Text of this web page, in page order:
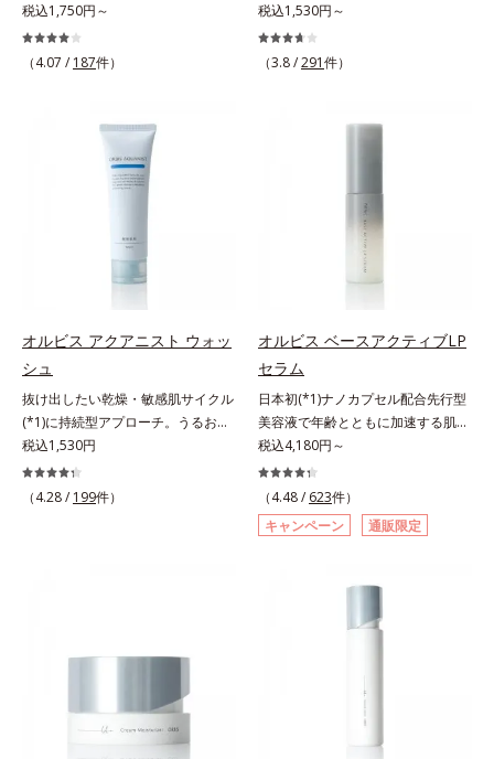
を追求した敏感肌用保湿スキンケア
(*2)。うるおいを逃し、刺激を受け
やすい角層の“乾燥敏感スランプ
望の敏感肌用保湿スキンケアライン
「オルビス アクアニスト」。乾燥
敏感スランプの原因にアプローチす
る持続型トリプルアミノ酸(*4)を配
異物として排出されにくく、肌にと
どまってうるおいを蓄えてくれま
す。刺激を受けやすくなった角層を
うるおいで満たし、脱・敏感肌を目
指します。無油分・無着色・無香
不使用(*5)・パラベンフリー、6つ
のフリー処方で徹底的に肌に寄り添
います。*1 乾燥と敏感をくり返す
こと*2 敏感肌対象連用テスト済
（すべての方のお肌に合うというこ
とではありません）*3 乾燥して敏
物由来アミノ酸（エクトイン）配合
荒れを防ぐ保湿成分*5 ウォッシュ
を除くLM＝さっぱり高保湿タイプ
（脂性肌～普通肌）RM＝しっとり
税込1,750円～
（4.07 / 187件）
を追求した敏感肌用保湿スキンケア
(*2)。うるおいを逃し、刺激を受け
やすい角層の“乾燥敏感スランプ
望の敏感肌用保湿スキンケアライン
る持続型トリプルアミノ酸(*4)を配
合。もともと体内にあるアミノ酸は
異物として排出されにくく、肌にと
どまってうるおいを蓄えてくれま
す。刺激を受けやすくなった角層を
指します。無油分・無着色・無香
不使用(*5)・パラベンフリー、6つ
のフリー処方で徹底的に肌に寄り添
います。*1 乾燥と敏感をくり返す
こと*2 敏感肌対象連用テスト済
（すべての方のお肌に合うというこ
とではありません）*3 乾燥して敏
感に感じやすい状態のこと*4 発酵
へ導く保湿成分、植物由来アミノ酸
え、すこやかに保つ保湿成分、微生
荒れを防ぐ保湿成分*5 ウォッシュ
を除くLM＝さっぱり高保湿タイプ
（脂性肌～普通肌）RM＝しっとり
税込1,530円～
（3.8 /291件）
オルビス アクアニスト ウォッ
シュ
抜け出したい乾燥・敏感肌サイクル
(*1)に持続型アプローチ。うるおい
を追求した敏感肌用保湿スキンケア
(*2)。うるおいを逃し、刺激を受け
やすい角層の“乾燥敏感スランプ
合。もともと体内にあるアミノ酸は
どまってうるおいを蓄えてくれま
す。刺激を受けやすくなった角層を
うるおいで満たし、脱・敏感肌を目
税込1,530円
（4.28 / 199件）
オルビス ベースアクティブLP
セラム
日本初(*1)ナノカプセル配合先行型
美容液で年齢とともに加速する肌悩
み(*2)にブレーキを。スキンケアの
打ち止め感に。年齢とともに加速す
る肌悩み(*2)にブレーキをかけ、化
粧水前の土台(*3)づくりで、うるお
いに満ち満ちた内側から弾むような
と不安…。いろいろケアしているの
そんな大人の肌悩みにアプローチす
プセルの表面は肌になじみやすい構
造(*4)。内包した美容成分(*5)の浸
透をサポートし、角層すみずみをう
税込4,180円～
（4.48 / 623件）
キャンペーン
通販限定